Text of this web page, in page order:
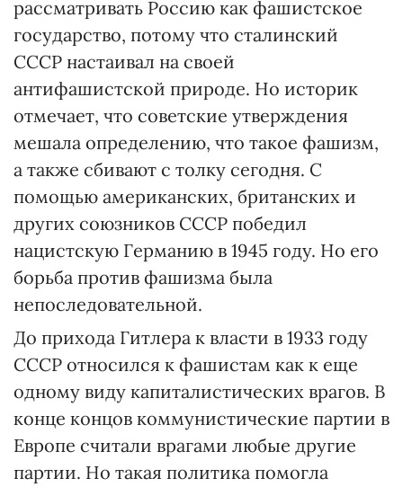
рассматривать Россию как фашистское
государство, потому что сталинский
СССР настаивал на своей
антифашистской природе. Но историк
отмечает, что советские утверждения
мешала определению, что такое фашизм,
а также сбивают с толку сегодня. С
помощью американских, британских и
других союзников СССР победил
нацистскую Германию в 1945 году. Но его
борьба против фашизма была
непоследовательной.
До прихода Гитлера к власти в 1933 году
СССР относился к фашистам как к еще
одному виду капиталистических врагов. В
конце концов коммунистические партии в
Европе считали врагами любые другие
партии. Но такая политика помогла